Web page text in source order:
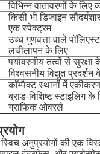
विभिन्न वातावरणों के लिए
किसी भी डिजाइन
एक स्पेक्ट्रम
उच्च गुणवत्ता वाले
लचीलापन के लिए
पर्यावरणीय तत्वों से
विश्वसनीय विद्युत
कॉम्पैक्ट स्थानों में
ब्रांड-विशिष्ट स्टाइलिंग
ग्राफिक ओवरले
अनुप्रयोगों की एक